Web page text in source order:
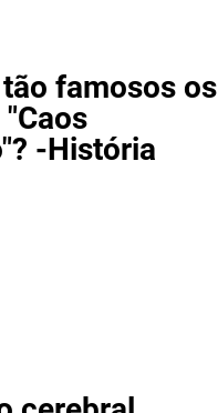
famosos os
-História